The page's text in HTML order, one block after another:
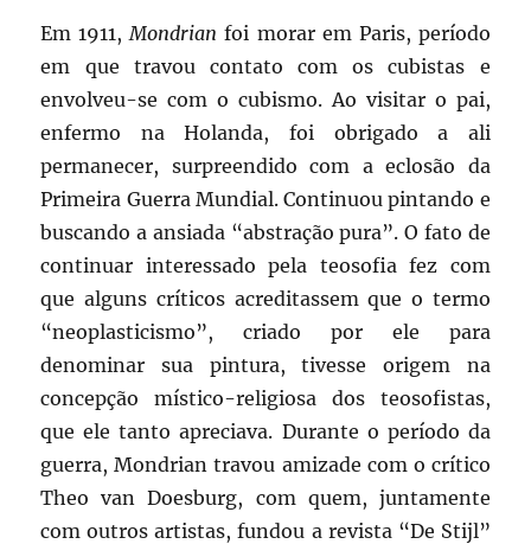
Em 1911, Mondrian foi morar em Paris, período
em que travou contato com os cubistas e
envolveu-se com o cubismo. Ao visitar o pai,
enfermo na Holanda, foi obrigado a ali
permanecer, surpreendido com a eclosão da
Primeira Guerra Mundial. Continuou pintando e
buscando a ansiada “abstração pura”. O fato de
continuar interessado pela teosofia fez com
que alguns críticos acreditassem que o termo
“neoplasticismo”, criado por ele para
denominar sua pintura, tivesse origem na
concepção místico-religiosa dos teosofistas,
que ele tanto apreciava. Durante o período da
guerra, Mondrian travou amizade com o crítico
Theo van Doesburg, com quem, juntamente
com outros artistas, fundou a revista “De Stijl”